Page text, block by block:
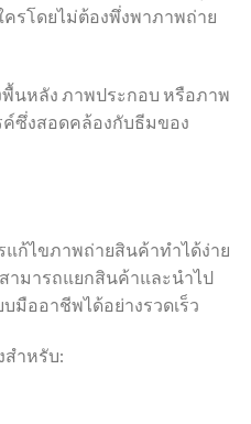
รโดยไม่ต้องพึ่งพาภาพถ่าย
พื้นหลัง ภาพประกอบ หรือภาพ
ค์ซึ่งสอดคล้องกับธีมของ
ก้ไขภาพถ่ายสินค้าทำได้ง่าย
มารถแยกสินค้าและนำไป
มืออาชีพได้อย่างรวดเร็ว
ำหรับ: